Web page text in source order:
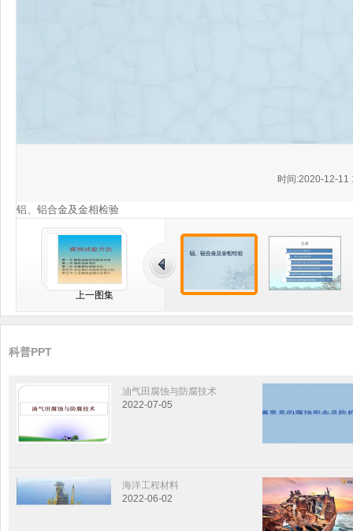
时间:2020-12-11
铝、铝合金及金相检验
上一图集
科普PPT
油气田腐蚀与防腐技术
2022-07-05
海洋工程材料
2022-06-02